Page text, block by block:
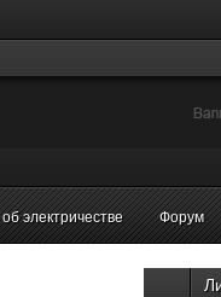
электричестве Форум